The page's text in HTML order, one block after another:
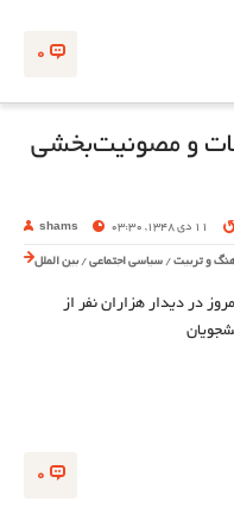
0
و مصونیت‌بخشی
shams 11 دی 1348, 03:30
و تربیت / سیاسی اجتماعی /بین الملل
در دیدار هزاران نفر از
0